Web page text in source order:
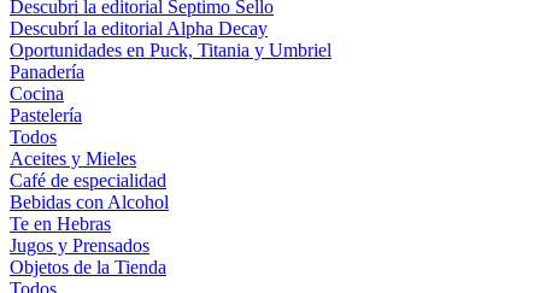
Descubri la editorial Septimo Sello
Descubrí la editorial Alpha Decay
Oportunidades en Puck, Titania y Umbriel
Panadería
Cocina
Pastelería
Todos
Aceites y Mieles
Café de especialidad
Bebidas con Alcohol
Te en Hebras
Jugos y Prensados
Objetos de la Tienda
Todos